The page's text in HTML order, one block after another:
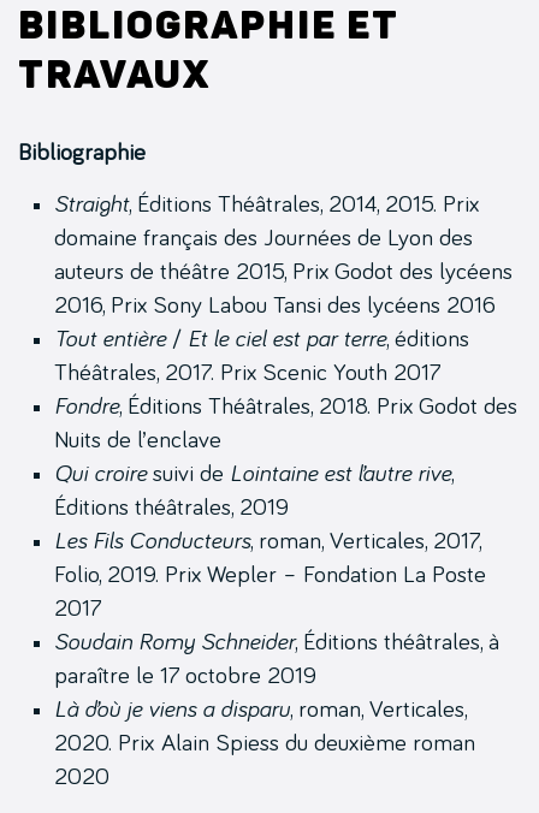
Bibliographie et
travaux
Bibliographie
Straight, Éditions Théâtrales, 2014, 2015. Prix
domaine français des Journées de Lyon des
auteurs de théâtre 2015, Prix Godot des lycéens
2016, Prix Sony Labou Tansi des lycéens 2016
Tout entière/ Et le ciel est par terre, éditions
Théâtrales, 2017. Prix Scenic Youth 2017
Fondre, Éditions Théâtrales, 2018. Prix Godot des
Nuits de l’enclave
Qui croiresuivi de Lointaine est l’autre rive,
Éditions théâtrales, 2019
Les Fils Conducteurs, roman, Verticales, 2017,
Folio, 2019. Prix Wepler – Fondation La Poste
2017
Soudain Romy Schneider, Éditions théâtrales, à
paraître le 17 octobre 2019
Là d’où je viens a disparu, roman, Verticales,
2020. Prix Alain Spiess du deuxième roman
2020